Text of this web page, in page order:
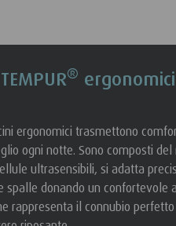
®
ergonomici trasmettono
ogni notte. Sono composti del
ultrasensibili, si adatta
spalle donando un confortevole
rappresenta il connubio